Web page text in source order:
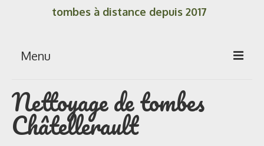
tombes à distance depuis 2017
Menu
Les prestations
Nettoyage de tombes
Châtellerault